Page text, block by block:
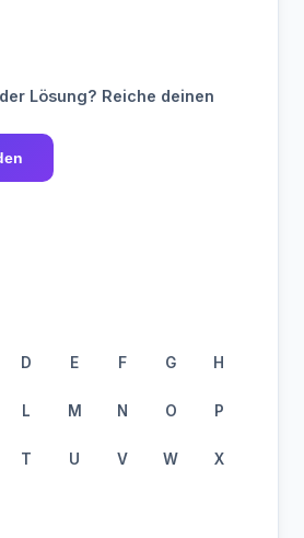
Lösung? Reiche deinen
D E F G H
L M N O P
T U V W X